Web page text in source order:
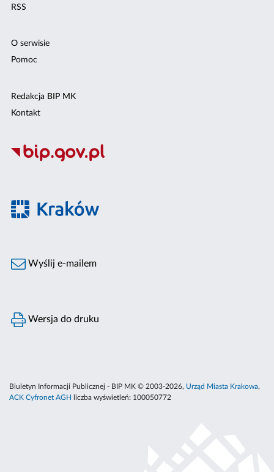
RSS
O serwisie
Pomoc
Redakcja BIP MK
Kontakt
Wyślij e-mailem
Wersja do druku
Biuletyn Informacji Publicznej - BIP MK © 2003-2026, Urząd Miasta Krakowa,
ACK Cyfronet AGH
liczba wyświetleń: 100050772